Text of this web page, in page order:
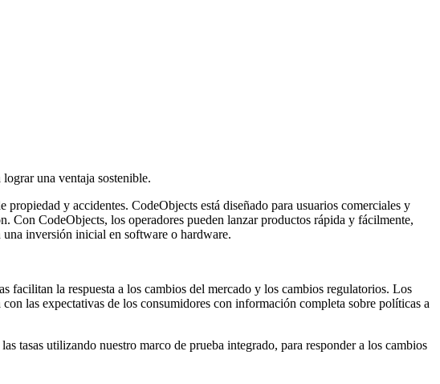
una ventaja sostenible.
y accidentes. CodeObjects está diseñado para usuarios comerciales y
CodeObjects, los operadores pueden lanzar productos rápida y fácilmente,
inversión inicial en software o hardware.
facilitan la respuesta a los cambios del mercado y los cambios regulatorios. Los
las expectativas de los consumidores con información completa sobre políticas a
tasas utilizando nuestro marco de prueba integrado, para responder a los cambios